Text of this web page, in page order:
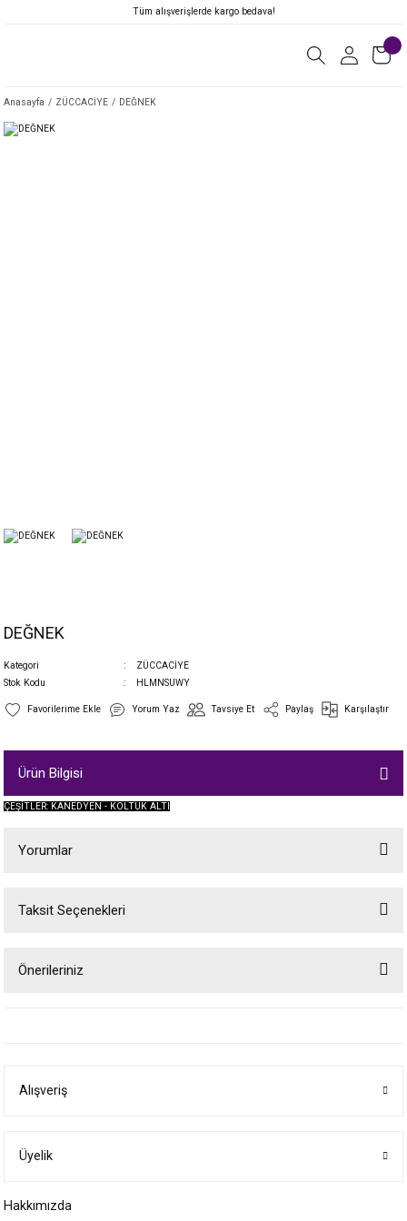
Tüm alışverişlerde kargo bedava!
Anasayfa ZÜCCACİYE DEĞNEK
DEĞNEK
Kategori
ZÜCCACİYE
Stok Kodu
HLMNSUWY
Yorum Yaz Tavsiye Et Paylaş Karşılaştır
Ürün Bilgisi
ÇEŞİTLER: KANEDYEN - KOLTUK ALTI
Yorumlar
Taksit Seçenekleri
Önerileriniz
Ürün bilgilerinde hatalar bulunuyor.
Bu ürüne benzer farklı alternatifler olmalı.
Alışveriş
Üyelik
Hakkımızda